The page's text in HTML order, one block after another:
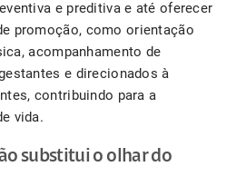
e preditiva e até oferecer
promoção, como orientação
acompanhamento de
e direcionados à
contribuindo para a
vida.
substitui o olhar do